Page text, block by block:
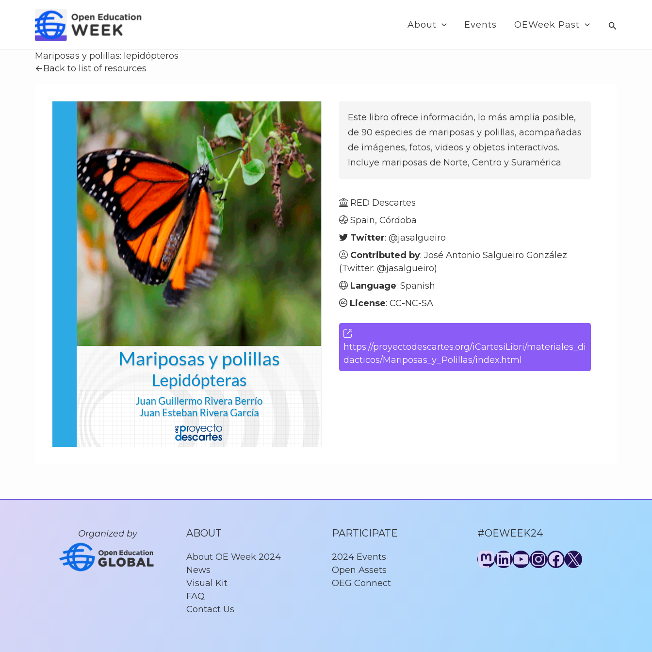
About Events OEWeek Past Search
Mariposas y polillas: lepidópteros
←Back to list of resources
Este libro ofrece información, lo más amplia posible,
de 90 especies de mariposas y polillas, acompañadas
de imágenes, fotos, videos y objetos interactivos.
Incluye mariposas de Norte, Centro y Suramérica.
RED Descartes
Spain, Córdoba
Twitter: @jasalgueiro
Contributed by: José Antonio Salgueiro González
(Twitter: @jasalgueiro)
Language: Spanish
License: CC-NC-SA
https://proyectodescartes.org/iCartesiLibri/materiales_di
dacticos/Mariposas_y_Polillas/index.html
Organized by ABOUT
About OE Week 2024
News
Visual Kit
FAQ
Contact Us
PARTICIPATE
2024 Events
Open Assets
OEG Connect
#OEWEEK24
Mastodon
LinkedIn
YouTube
Instagram
Facebook
X